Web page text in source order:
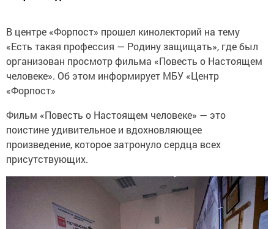
В центре «Форпост» прошел кинолекторий на тему
«Есть такая профессия — Родину защищать», где был
организован просмотр фильма «Повесть о Настоящем
человеке». Об этом информирует МБУ «Центр
«Форпост»
Фильм «Повесть о Настоящем человеке» — это
поистине удивительное и вдохновляющее
произведение, которое затронуло сердца всех
присутствующих.